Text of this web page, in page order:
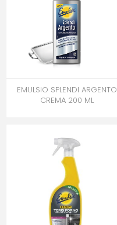
EMULSIO SPLENDI ARGENTO
CREMA 200 ML